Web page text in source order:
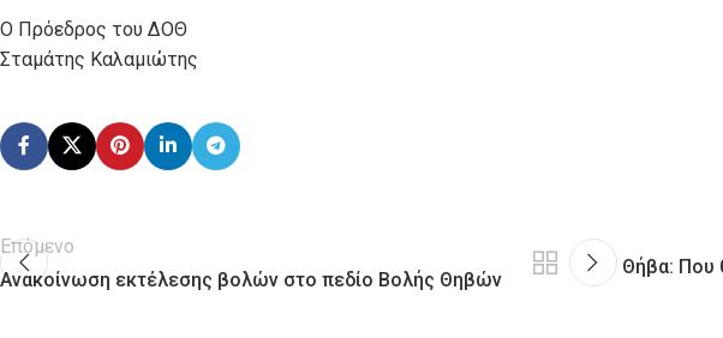
Ο Πρόεδρος του ΔΟΘ
Σταμάτης Καλαμιώτης
Επόμενο
Ανακοίνωση εκτέλεσης βολών στο πεδίο Βολής Θηβών
Θήβα: Που